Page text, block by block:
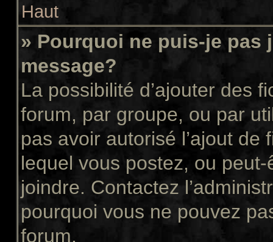
Haut
» Pourquoi ne puis-je pas
message?
La possibilité d’ajouter des
forum, par groupe, ou par
pas avoir autorisé l’ajout
lequel vous postez, ou
joindre. Contactez
pourquoi vous ne pouvez
forum.